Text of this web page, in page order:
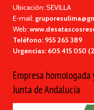
Ubicación: SEVILLA
E-mail:
Web:
Teléfono: 955 265 389
Urgencias: 605 415 050
Empresa
Junta de Andalucía